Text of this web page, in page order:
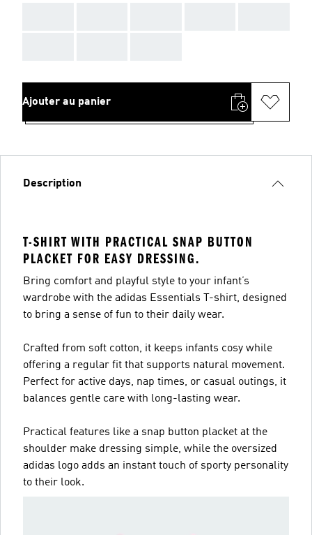
Ajouter au panier
Description
T-SHIRT WITH PRACTICAL SNAP BUTTON
PLACKET FOR EASY DRESSING.
Bring comfort and playful style to your infant’s
wardrobe with the adidas Essentials T-shirt, designed
to bring a sense of fun to their daily wear.
Crafted from soft cotton, it keeps infants cosy while
offering a regular fit that supports natural movement.
Perfect for active days, nap times, or casual outings, it
balances gentle care with long-lasting wear.
Practical features like a snap button placket at the
shoulder make dressing simple, while the oversized
adidas logo adds an instant touch of sporty personality
to their look.